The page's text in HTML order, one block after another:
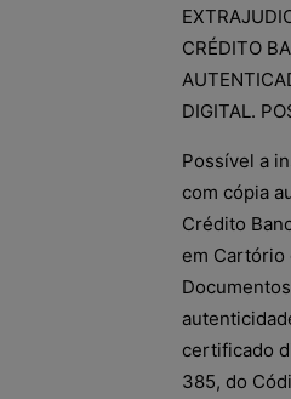
CRÉDITO
DIGITAL.
Possível a
com cópia
Crédito
em Cartório
certificado
385, do